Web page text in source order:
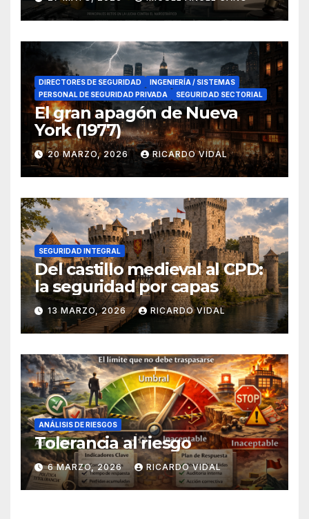
en el sur de España
DIRECTORES DE SEGURIDAD
INGENIERÍA / SISTEMAS
PERSONAL DE SEGURIDAD PRIVADA
SEGURIDAD SECTORIAL
El gran apagón de Nueva
York (1977)
20 MARZO, 2026 RICARDO VIDAL
SEGURIDAD INTEGRAL
Del castillo medieval al CPD:
la seguridad por capas
13 MARZO, 2026 RICARDO VIDAL
ANÁLISIS DE RIESGOS
Tolerancia al riesgo
6 MARZO, 2026 RICARDO VIDAL